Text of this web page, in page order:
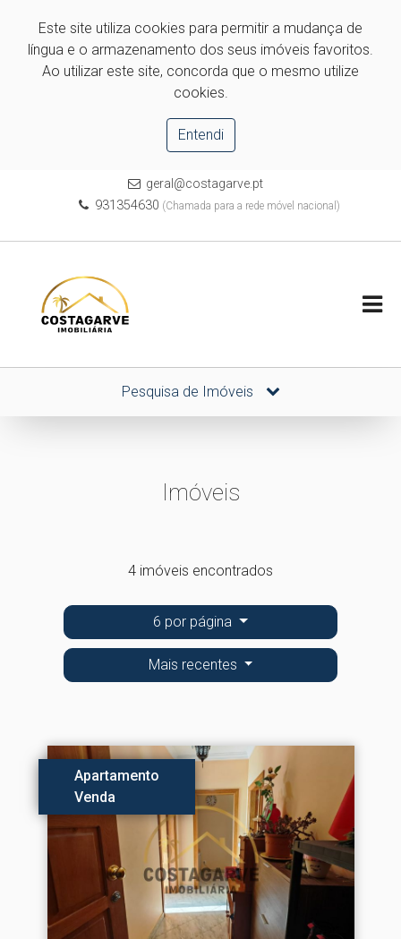
Este site utiliza cookies para permitir a mudança de
língua e o armazenamento dos seus imóveis favoritos.
Ao utilizar este site, concorda que o mesmo utilize
cookies.
Entendi
geral@costagarve.pt
931354630 (Chamada para a rede móvel nacional)
Pesquisa de Imóveis
Imóveis
4 imóveis encontrados
6 por página
Mais recentes
Apartamento
Venda